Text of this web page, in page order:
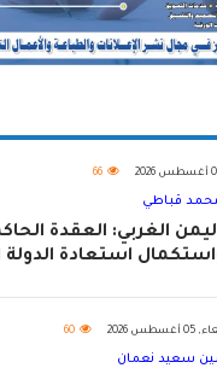
66
قباطي
الغربي: العقدة
استعادة الدولة
2026
60
سعيد نعمان